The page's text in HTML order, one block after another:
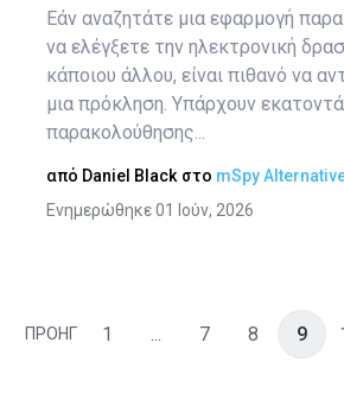
Εάν αναζητάτε μια εφαρμογή
να ελέγξετε την ηλεκτρονική
κάποιου άλλου, είναι πιθανό να
μια πρόκληση. Υπάρχουν
παρακολούθησης...
από Daniel Black στο mSpy
Ενημερώθηκε 01 Ιούν, 2026
ΠΡΟΗΓ 1 ... 7 8 9